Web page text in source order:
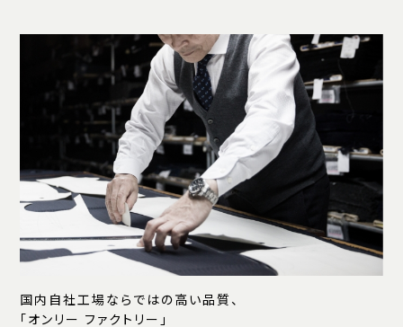
国内自社工場ならではの高い品質、
「オンリー ファクトリー」